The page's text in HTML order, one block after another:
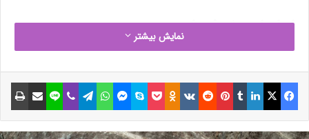
شرایط پیش‌فروش
در این مرحله، پیش‌فروش عادی با قیمت علی‌الحساب 17.014.000.000
ریال و پیش‌پرداخت 8.507.000.000 ریال انجام می‌شود. تحویل خودرو
نیز طی 120 روز کاری پس از تاریخ انعقاد قرارداد صورت خواهد گرفت.
آخرین فرصت خرید لاماری ایما در سال 1403
نمایش بیشتر
فیسبوک ایکس لینکداین تامبلر پینتریست Reddit
VKontakte
Odnoklassniki پاکت اسکایپ مسنجر واتس آپ تلگرام وایبر لاین اشتراک گذاری با ایمیل